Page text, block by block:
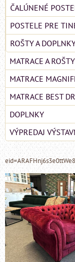
ČALÚNENÉ
POSTELE PRE
ROŠTY A
MATRACE A
MATRACE
MATRACE BEST
DOPLNKY
VÝPREDAJ